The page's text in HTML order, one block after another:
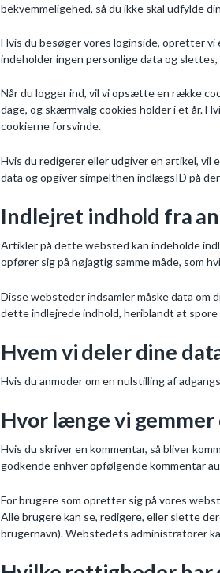
bekvemmeligehed, så du ikke skal udfylde
Hvis du besøger vores loginside, opretter
indeholder ingen personlige data og
Når du logger ind, vil vi opsætte en række
dage, og skærmvalg cookies holder i et år.
cookierne forsvinde.
Hvis du redigerer eller udgiver en artikel, vil
data og opgiver simpelthen indlægsID på
Indlejret indhold fra
Artikler på dette websted kan indeholde
opfører sig på nøjagtig samme måde, som
Disse websteder indsamler måske data om
dette indlejrede indhold, heriblandt at
Hvem vi deler dine
Hvis du anmoder om en nulstilling af
Hvor længe vi gemmer
Hvis du skriver en kommentar, så bliver
godkende enhver opfølgende kommentar
For brugere som opretter sig på vores
Alle brugere kan se, redigere, eller slette
brugernavn). Webstedets administratorer